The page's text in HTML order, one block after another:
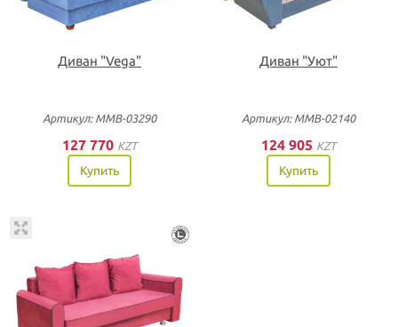
Диван "Vega"
Артикул: ММВ-03290
127 770 KZT
Купить
Диван "Уют"
Артикул: ММВ-02140
124 905 KZT
Купить